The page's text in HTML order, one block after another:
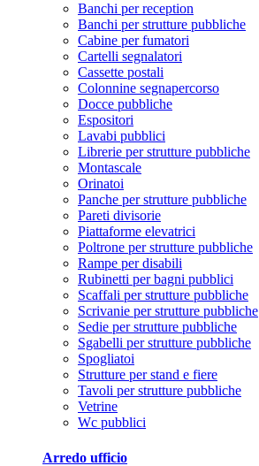
Banchi per reception
Banchi per strutture pubbliche
Cabine per fumatori
Cartelli segnalatori
Cassette postali
Colonnine segnapercorso
Docce pubbliche
Espositori
Lavabi pubblici
Librerie per strutture pubbliche
Montascale
Orinatoi
Panche per strutture pubbliche
Pareti divisorie
Piattaforme elevatrici
Poltrone per strutture pubbliche
Rampe per disabili
Rubinetti per bagni pubblici
Scaffali per strutture pubbliche
Scrivanie per strutture pubbliche
Sedie per strutture pubbliche
Sgabelli per strutture pubbliche
Spogliatoi
Strutture per stand e fiere
Tavoli per strutture pubbliche
Vetrine
Wc pubblici
Arredo ufficio